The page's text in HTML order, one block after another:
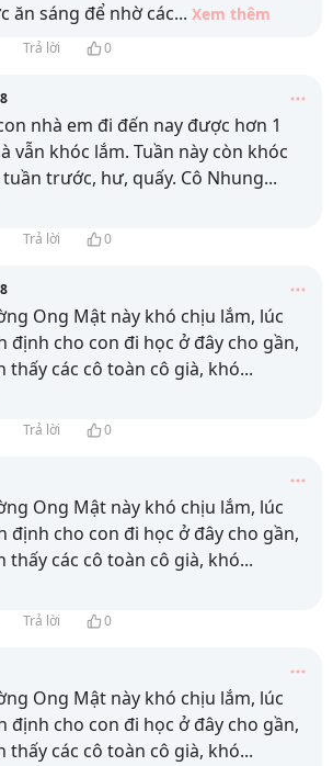
ăn sáng để nhờ các... Xem thêm
Trả lời 0
nhà em đi đến nay được hơn 1
vẫn khóc lắm. Tuần này còn khóc
trước, hư, quấy. Cô Nhung...
Trả lời 0
Ong Mật này khó chịu lắm, lúc
định cho con đi học ở đây cho gần,
thấy các cô toàn cô già, khó...
Trả lời 0
Ong Mật này khó chịu lắm, lúc
định cho con đi học ở đây cho gần,
thấy các cô toàn cô già, khó...
Trả lời 0
Ong Mật này khó chịu lắm, lúc
định cho con đi học ở đây cho gần,
thấy các cô toàn cô già, khó...